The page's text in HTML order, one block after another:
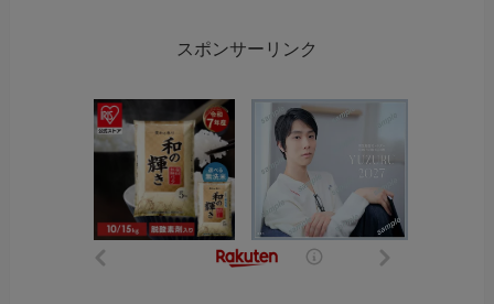
スポンサーリンク